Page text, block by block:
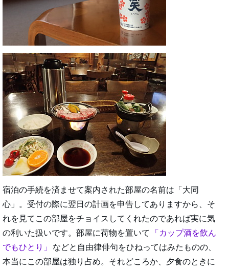
宿泊の手続を済ませて案内された部屋の名前は「大同
心」。受付の際に翌日の計画を申告してありますから、そ
れを見てこの部屋をチョイスしてくれたのであれば実に気
の利いた扱いです。部屋に荷物を置いて
カップ酒を飲ん
でもひとり
などと自由律俳句をひねってはみたものの、
本当にこの部屋は独り占め。それどころか、夕食のときに